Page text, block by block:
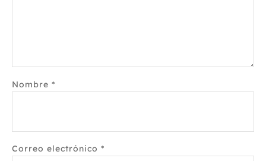
Nombre *
Correo electrónico *